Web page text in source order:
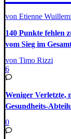
von Etienne
140 Punkte fehlen
vom Sieg im
von Timo Rizzi
6
Weniger Verletzte,
Gesundheits-
0